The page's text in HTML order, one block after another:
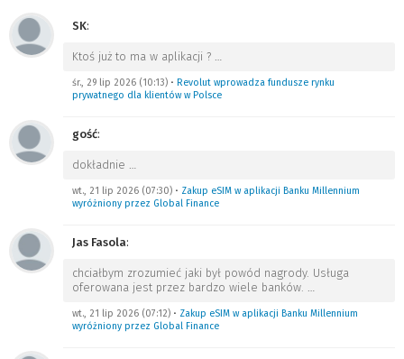
SK:
Ktoś już to ma w aplikacji ? …
śr., 29 lip 2026 (10:13) • Revolut wprowadza fundusze rynku
prywatnego dla klientów w Polsce
gość:
dokładnie …
wt., 21 lip 2026 (07:30) • Zakup eSIM w aplikacji Banku Millennium
wyróżniony przez Global Finance
Jas Fasola:
chciałbym zrozumieć jaki był powód nagrody. Usługa
oferowana jest przez bardzo wiele banków. …
wt., 21 lip 2026 (07:12) • Zakup eSIM w aplikacji Banku Millennium
wyróżniony przez Global Finance